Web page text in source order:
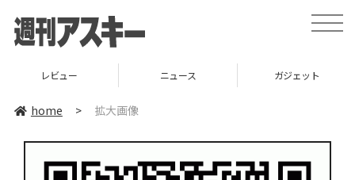
toggle
レビュー ニュース ガジェット
home > 拡大画像